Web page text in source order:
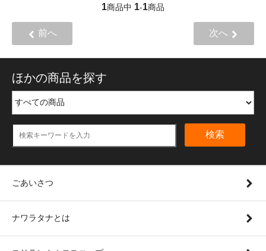
1商品中 1-1商品
前へ 次へ
ほかの商品を探す
検索
ごあいさつ
ナワラタナとは